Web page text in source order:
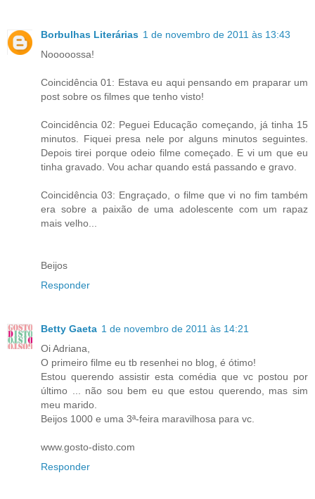
Borbulhas Literárias 1 de novembro de 2011 às 13:43
Nooooossa!
Coincidência 01: Estava eu aqui pensando em praparar um
post sobre os filmes que tenho visto!
Coincidência 02: Peguei Educação começando, já tinha 15
minutos. Fiquei presa nele por alguns minutos seguintes.
Depois tirei porque odeio filme começado. E vi um que eu
tinha gravado. Vou achar quando está passando e gravo.
Coincidência 03: Engraçado, o filme que vi no fim também
era sobre a paixão de uma adolescente com um rapaz
mais velho...
Beijos
Responder
Betty Gaeta 1 de novembro de 2011 às 14:21
Oi Adriana,
O primeiro filme eu tb resenhei no blog, é ótimo!
Estou querendo assistir esta comédia que vc postou por
último ... não sou bem eu que estou querendo, mas sim
meu marido.
Beijos 1000 e uma 3ª-feira maravilhosa para vc.
www.gosto-disto.com
Responder